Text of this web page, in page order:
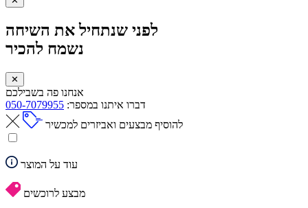
לפני שנתחיל את השיחה
נשמח להכיר
✕
אנחנו פה בשבילכם
דברו איתנו במספר: 050-7079955
להוסיף מבצעים ואביזרים למכשיר
עוד על המוצר
מבצע לרוכשים